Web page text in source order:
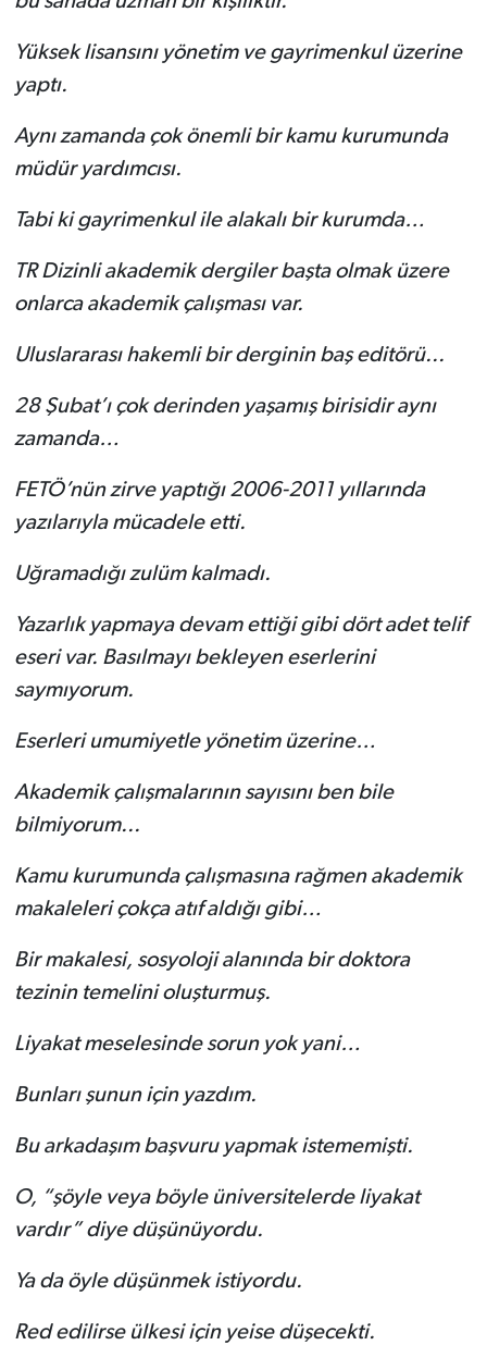
Yüksek lisansını yönetim ve gayrimenkul üzerine
yaptı.
Aynı zamanda çok önemli bir kamu kurumunda
müdür yardımcısı.
Tabi ki gayrimenkul ile alakalı bir kurumda…
TR Dizinli akademik dergiler başta olmak üzere
onlarca akademik çalışması var.
Uluslararası hakemli bir derginin baş editörü...
28 Şubat’ı çok derinden yaşamış birisidir aynı
zamanda…
FETÖ’nün zirve yaptığı 2006-2011 yıllarında
yazılarıyla mücadele etti.
Uğramadığı zulüm kalmadı.
Yazarlık yapmaya devam ettiği gibi dört adet telif
eseri var. Basılmayı bekleyen eserlerini
saymıyorum.
Eserleri umumiyetle yönetim üzerine…
Akademik çalışmalarının sayısını ben bile
bilmiyorum...
Kamu kurumunda çalışmasına rağmen akademik
makaleleri çokça atıf aldığı gibi…
Bir makalesi, sosyoloji alanında bir doktora
tezinin temelini oluşturmuş.
Liyakat meselesinde sorun yok yani…
Bunları şunun için yazdım.
Bu arkadaşım başvuru yapmak istememişti.
O, “şöyle veya böyle üniversitelerde liyakat
vardır” diye düşünüyordu.
Ya da öyle düşünmek istiyordu.
Red edilirse ülkesi için yeise düşecekti.